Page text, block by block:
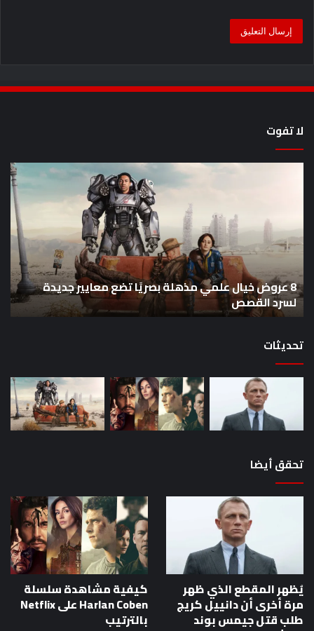
لا تفوت
مذهلة
بصريًا
معايير
جديدة
لسرد
القصص
8 عروض خيال علمي مذهلة بصريًا تضع معايير جديدة
لسرد القصص
تحديثات
تحقق أيضا
يُظهر المقطع الذي ظهر
مرة أخرى أن دانييل كريج
طلب قتل جيمس بوند
كيفية مشاهدة سلسلة
Harlan Coben على Netflix
بالترتيب